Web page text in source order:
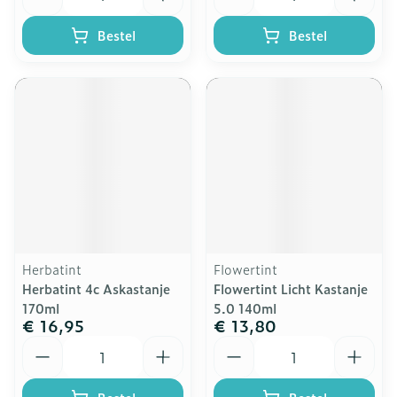
Bestel Bestel
Herbatint
Herbatint 4c Askastanje
170ml
€ 16,95
Flowertint
Flowertint Licht Kastanje
5.0 140ml
€ 13,80